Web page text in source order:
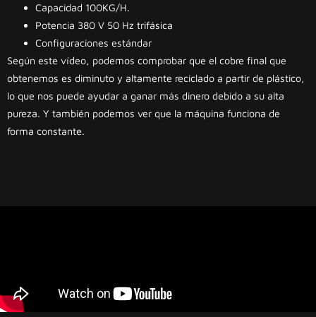
Capacidad 100KG/H.
Potencia 380 V 50 Hz trifásica
Configuraciones estándar
Según este vídeo, podemos comprobar que el cobre final que
obtenemos es diminuto y altamente reciclado a partir de plástico,
lo que nos puede ayudar a ganar más dinero debido a su alta
pureza. Y también podemos ver que la máquina funciona de
forma constante.